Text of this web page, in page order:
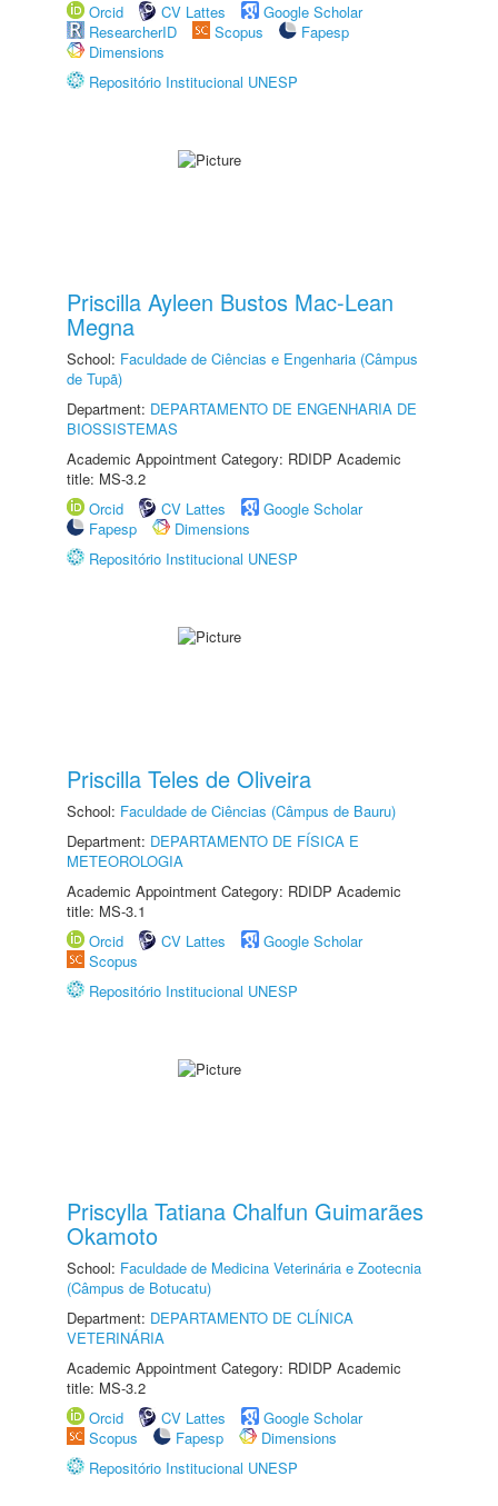
Orcid
CV Lattes
Google Scholar
ResearcherID
Scopus
Fapesp
Dimensions
Repositório Institucional UNESP
Priscilla Ayleen Bustos Mac-Lean
Megna
School: Faculdade de Ciências e Engenharia (Câmpus
de Tupã)
Department: DEPARTAMENTO DE ENGENHARIA DE
BIOSSISTEMAS
Academic Appointment Category: RDIDP Academic
title: MS-3.2
Orcid
CV Lattes
Google Scholar
Fapesp
Dimensions
Repositório Institucional UNESP
Priscilla Teles de Oliveira
School: Faculdade de Ciências (Câmpus de Bauru)
Department: DEPARTAMENTO DE FÍSICA E
METEOROLOGIA
Academic Appointment Category: RDIDP Academic
title: MS-3.1
Orcid
CV Lattes
Google Scholar
Scopus
Repositório Institucional UNESP
Priscylla Tatiana Chalfun Guimarães
Okamoto
School: Faculdade de Medicina Veterinária e Zootecnia
(Câmpus de Botucatu)
Department: DEPARTAMENTO DE CLÍNICA
VETERINÁRIA
Academic Appointment Category: RDIDP Academic
title: MS-3.2
Orcid
CV Lattes
Google Scholar
Scopus
Fapesp
Dimensions
Repositório Institucional UNESP